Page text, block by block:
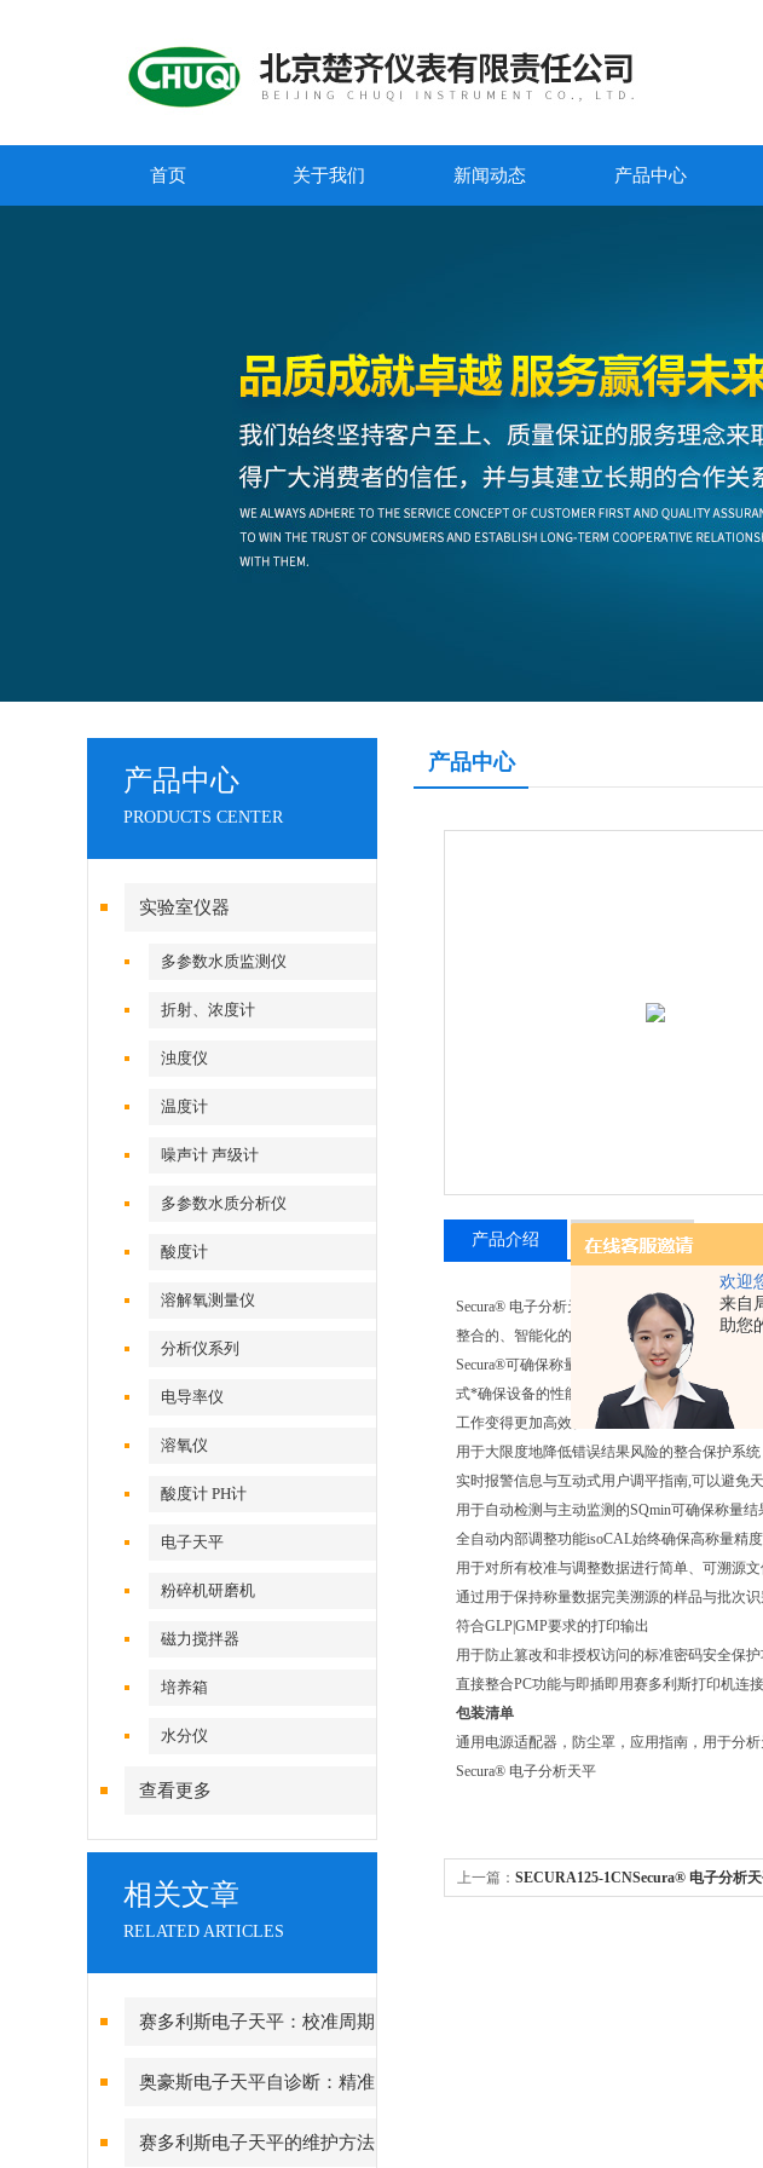
欢迎
来自
助您
首页 关于我们 新闻动态 产品中心
产品中心
PRODUCTS CENTER
实验室仪器
多参数水质监测仪
折射、浓度计
浊度仪
温度计
噪声计 声级计
多参数水质分析仪
酸度计
溶解氧测量仪
分析仪系列
电导率仪
溶氧仪
酸度计 PH计
电子天平
粉碎机研磨机
磁力搅拌器
培养箱
水分仪
查看更多
相关文章
RELATED ARTICLES
赛多利斯电子天平：校准周期
设定与期间核查方法
奥豪斯电子天平自诊断：精准
测量背后的故障预警守护
赛多利斯电子天平的维护方法
产品中心
产品介绍 留言询价
Secura® 电子分析天平
整合的、智能化的保护系统，降低您的称量风险
Secura®可确保称量的准确性，使您放心地开
式*确保设备的性能可靠性和法规遵从性。实时
工作变得更加高效。
用于大限度地降低错误结果风险的整合保护系统
实时报警信息与互动式用户调平指南,可以避免
用于自动检测与主动监测的SQmin可确保称量
全自动内部调整功能isoCAL始终确保高称量精度
用于对所有校准与调整数据进行简单、可溯源文
通过用于保持称量数据完美溯源的样品与批次
符合GLP|GMP要求的打印输出
用于防止篡改和非授权访问的标准密码安全保
直接整合PC功能与即插即用赛多利斯打印机连接
包装​清单
通用电源适配器，防尘罩，应用指南，用于分
Secura® 电子分析天平
上一篇： SECURA125-1CNSecura® 电子分析天